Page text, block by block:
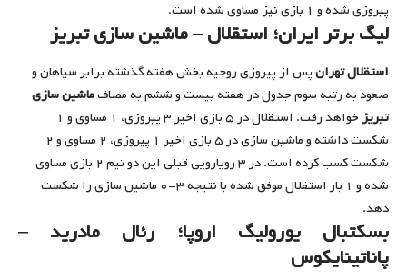
پیروزی شده و ۱ بازی نیز مساوی شده است.
لیگ برتر ایران؛ استقلال – ماشین سازی تبریز
استقلال تهرانپس از پیروزی روحیه بخش هفته گذشته برابر سپاهان و
صعود به رتبه سوم جدول در هفته بیست و ششم به مصافماشین سازی
تبریز
خواهد رفت. استقلال در ۵ بازی اخیر ۳ پیروزی، ۱ مساوی و ۱
شکست داشته و ماشین سازی در ۵ بازی اخیر ۱ پیروزی، ۲ مساوی و ۲
شکست کسب کرده است. در ۳ رویارویی قبلی این دو تیم ۲ بازی مساوی
شده و ۱ بار استقلال موفق شده با نتیجه ۳-۰ ماشین سازی را شکست
دهد.
بسکتبال یورولیگ اروپا؛ رئال مادرید –
پاناتینایکوس